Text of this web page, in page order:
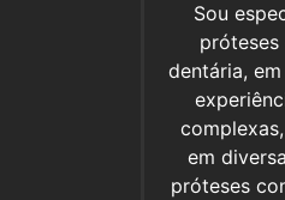
Sou
dentária,
em
próteses